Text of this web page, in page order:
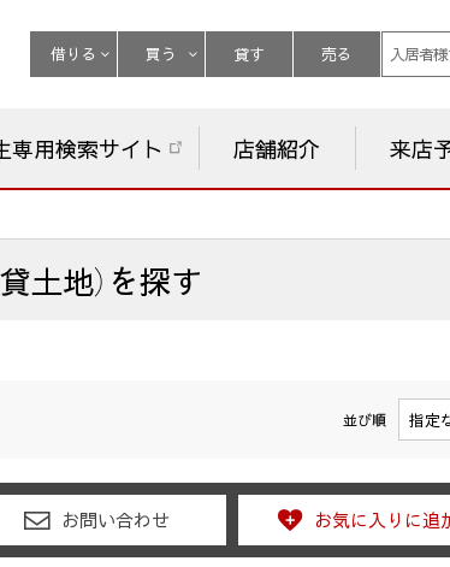
借りる 買う 貸す 売る 入居者
専用検索サイト 店舗紹介 来店
土地）を探す
並び順
お問い合わせ お気に入りに追